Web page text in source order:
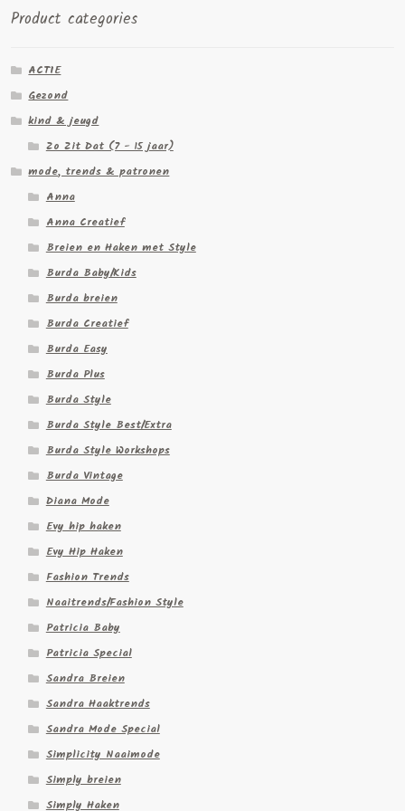
Product categories
ACTIE
Gezond
kind & jeugd
Zo Zit Dat (7 - 15 jaar)
mode, trends & patronen
Anna
Anna Creatief
Breien en Haken met Style
Burda Baby/Kids
Burda breien
Burda Creatief
Burda Easy
Burda Plus
Burda Style
Burda Style Best/Extra
Burda Style Workshops
Burda Vintage
Diana Mode
Evy hip haken
Evy Hip Haken
Fashion Trends
Naaitrends/Fashion Style
Patricia Baby
Patricia Special
Sandra Breien
Sandra Haaktrends
Sandra Mode Special
Simplicity Naaimode
Simply breien
Simply Haken